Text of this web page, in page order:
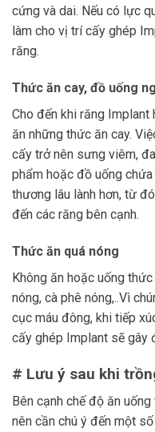
cứng và dai. Nếu có lực
làm cho vị trí cấy ghép
răng.
Thức ăn cay, đồ uống
Cho đến khi răng Implant
ăn những thức ăn cay.
cấy trở nên sưng viêm,
phẩm hoặc đồ uống
thương lâu lành hơn, từ
đến các răng bên cạnh.
Thức ăn quá nóng
Không ăn hoặc uống
nóng, cà phê nóng,..Vì
cục máu đông, khi tiếp
cấy ghép Implant sẽ gây
# Lưu ý sau khi
Bên cạnh chế độ ăn
nên cần chú ý đến một